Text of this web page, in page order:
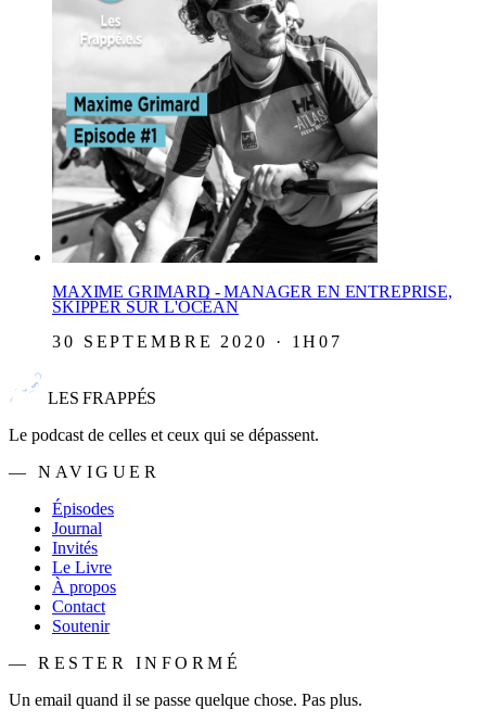
MAXIME GRIMARD - MANAGER EN ENTREPRISE,
SKIPPER SUR L'OCÉAN
30 SEPTEMBRE 2020 · 1H07
LES FRAPPÉS
Le podcast de celles et ceux qui se dépassent.
— NAVIGUER
Épisodes
Journal
Invités
Le Livre
À propos
Contact
Soutenir
— RESTER INFORMÉ
Un email quand il se passe quelque chose. Pas plus.